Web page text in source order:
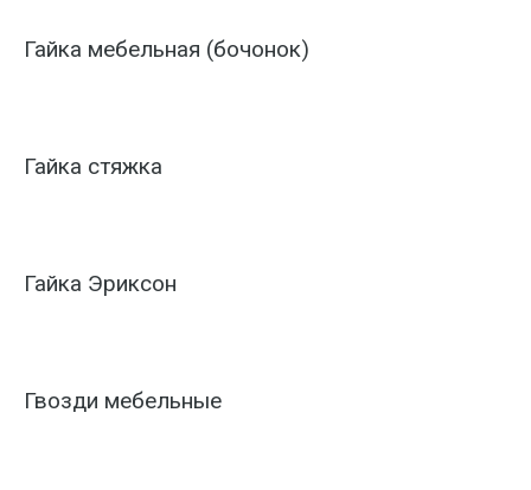
Гайка мебельная (бочонок)
Гайка стяжка
Гайка Эриксон
Гвозди мебельные